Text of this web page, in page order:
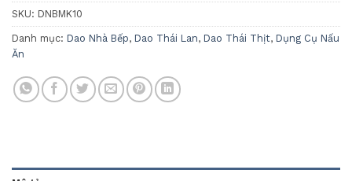
SKU: DNBMK10
Danh mục: Dao Nhà Bếp, Dao Thái Lan, Dao Thái Thịt, Dụng Cụ Nấu
Ăn